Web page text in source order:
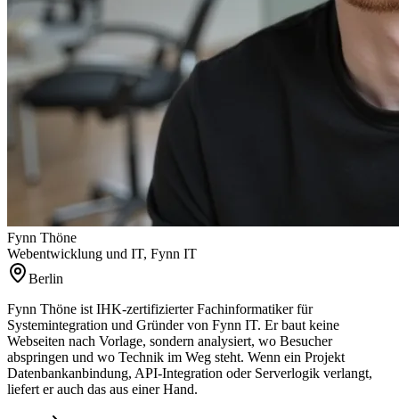
Fynn Thöne
Webentwicklung und IT, Fynn IT
Berlin
Fynn Thöne ist IHK-zertifizierter Fachinformatiker für
Systemintegration und Gründer von Fynn IT. Er baut keine
Webseiten nach Vorlage, sondern analysiert, wo Besucher
abspringen und wo Technik im Weg steht. Wenn ein Projekt
Datenbankanbindung, API-Integration oder Serverlogik verlangt,
liefert er auch das aus einer Hand.